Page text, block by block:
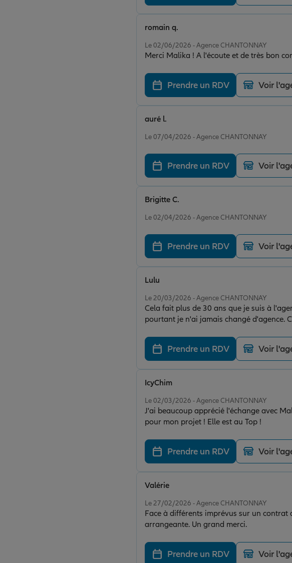
Le 02/06/2026 - Agence CHANTONNAY
Merci Malika ! A l'écoute et de très bon
romain q.
Prendre un RDV Voir
Le 07/04/2026 - Agence CHANTONNAY
auré l.
Prendre un RDV Voir
Le 02/04/2026 - Agence CHANTONNAY
Brigitte C.
Prendre un RDV Voir
Le 20/03/2026 - Agence CHANTONNAY
Cela fait plus de 30 ans que je suis à
pourtant je n'ai jamais changé d'agence.
Lulu
Prendre un RDV Voir
Le 02/03/2026 - Agence CHANTONNAY
J'ai beaucoup apprécié l'échange avec
pour mon projet ! Elle est au Top !
IcyChim
Prendre un RDV Voir
Le 27/02/2026 - Agence CHANTONNAY
Face à différents imprévus sur un
arrangeante. Un grand merci.
Valérie
Prendre un RDV Voir